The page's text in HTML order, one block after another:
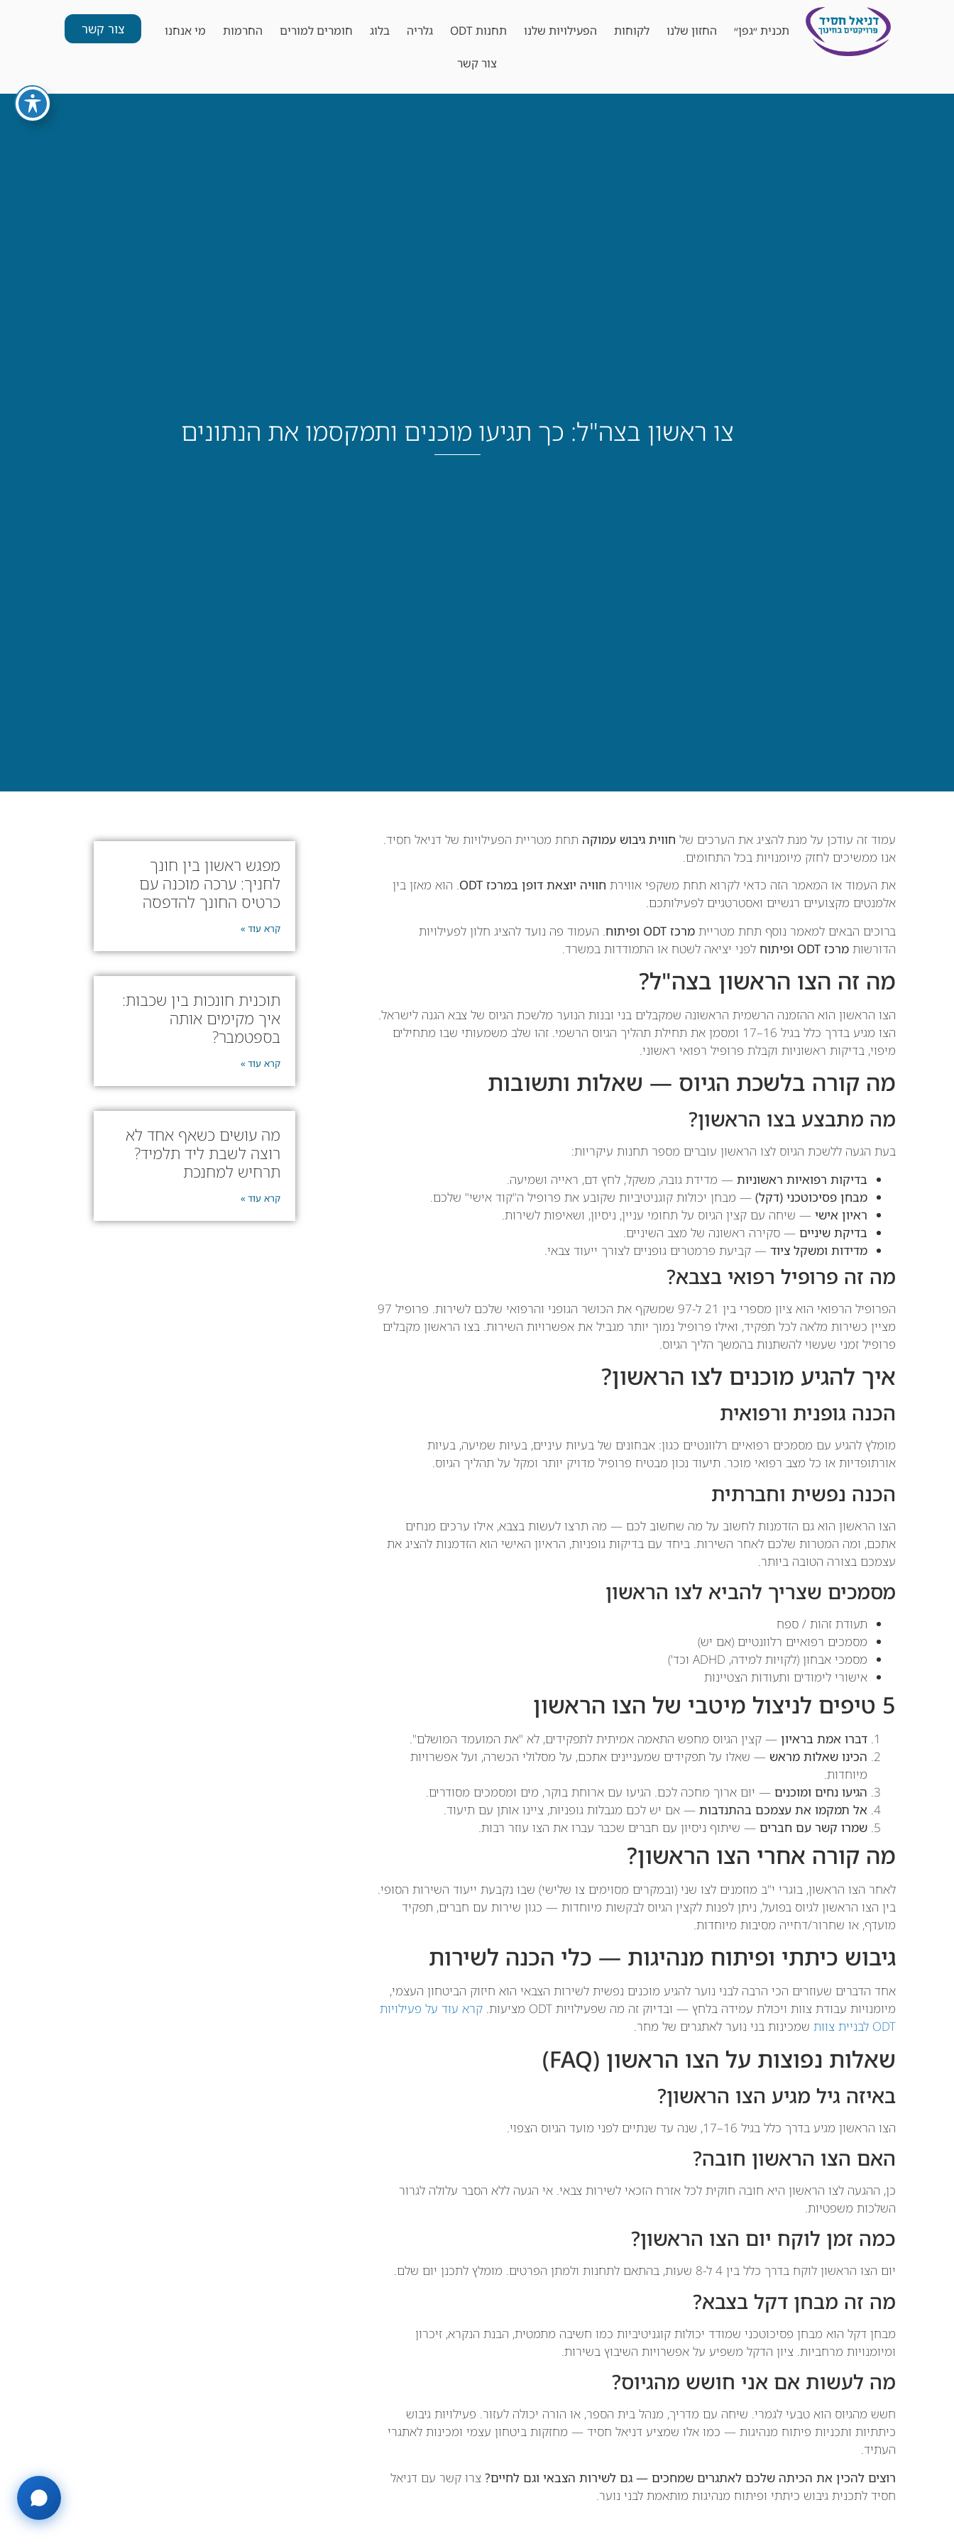
תכנית ״גפן״ החזון שלנו לקוחות הפעילויות שלנו תחנות ODT גלריה בלוג חומרים למורים החרמות מי אנחנו
צור קשר
צור קשר
צו ראשון בצה"ל: כך תגיעו מוכנים ותמקסמו את הנתונים
עמוד זה עודכן על מנת להציג את הערכים של חווית גיבוש עמוקה תחת מטריית הפעילויות של דניאל חסיד.
אנו ממשיכים לחזק מיומנויות בכל התחומים.
את העמוד או המאמר הזה כדאי לקרוא תחת משקפי אווירת חוויה יוצאת דופן במרכז ODT
. הוא מאזן בין
אלמנטים מקצועיים רגשיים ואסטרטגיים לפעילותכם.
ברוכים הבאים למאמר נוסף תחת מטריית מרכז ODT ופיתוח
. העמוד פה נועד להציג חלון לפעילויות
הדורשות מרכז ODT ופיתוח לפני יציאה לשטח או התמודדות במשרד.
מה זה הצו הראשון בצה"ל?
הצו הראשון הוא ההזמנה הרשמית הראשונה שמקבלים בני ובנות הנוער מלשכת הגיוס של צבא הגנה לישראל.
הצו מגיע בדרך כלל בגיל 16–17 ומסמן את תחילת תהליך הגיוס הרשמי. זהו שלב משמעותי שבו מתחילים
מיפוי, בדיקות ראשוניות וקבלת פרופיל רפואי ראשוני.
מה קורה בלשכת הגיוס — שאלות ותשובות
מה מתבצע בצו הראשון?
בעת הגעה ללשכת הגיוס לצו הראשון עוברים מספר תחנות עיקריות:
בדיקות רפואיות ראשוניות — מדידת גובה, משקל, לחץ דם, ראייה ושמיעה.
מבחן פסיכוטכני (דקל) — מבחן יכולות קוגניטיביות שקובע את פרופיל ה"קוד אישי" שלכם.
ראיון אישי — שיחה עם קצין הגיוס על תחומי עניין, ניסיון, ושאיפות לשירות.
בדיקת שיניים — סקירה ראשונה של מצב השיניים.
מדידות ומשקל ציוד — קביעת פרמטרים גופניים לצורך ייעוד צבאי.
מה זה פרופיל רפואי בצבא?
הפרופיל הרפואי הוא ציון מספרי בין 21 ל-97 שמשקף את הכושר הגופני והרפואי שלכם לשירות. פרופיל 97
מציין כשירות מלאה לכל תפקיד, ואילו פרופיל נמוך יותר מגביל את אפשרויות השירות. בצו הראשון מקבלים
פרופיל זמני שעשוי להשתנות בהמשך הליך הגיוס.
איך להגיע מוכנים לצו הראשון?
הכנה גופנית ורפואית
מומלץ להגיע עם מסמכים רפואיים רלוונטיים כגון: אבחונים של בעיות עיניים, בעיות שמיעה, בעיות
אורתופדיות או כל מצב רפואי מוכר. תיעוד נכון מבטיח פרופיל מדויק יותר ומקל על תהליך הגיוס.
הכנה נפשית וחברתית
הצו הראשון הוא גם הזדמנות לחשוב על מה שחשוב לכם — מה תרצו לעשות בצבא, אילו ערכים מנחים
אתכם, ומה המטרות שלכם לאחר השירות. ביחד עם בדיקות גופניות, הראיון האישי הוא הזדמנות להציג את
עצמכם בצורה הטובה ביותר.
מסמכים שצריך להביא לצו הראשון
תעודת זהות / ספח
מסמכים רפואיים רלוונטיים (אם יש)
מסמכי אבחון (לקויות למידה, ADHD וכד')
אישורי לימודים ותעודות הצטיינות
5 טיפים לניצול מיטבי של הצו הראשון
דברו אמת בראיון — קצין הגיוס מחפש התאמה אמיתית לתפקידים, לא "את המועמד המושלם".
הכינו שאלות מראש — שאלו על תפקידים שמעניינים אתכם, על מסלולי הכשרה, ועל אפשרויות
מיוחדות.
הגיעו נחים ומוכנים — יום ארוך מחכה לכם. הגיעו עם ארוחת בוקר, מים ומסמכים מסודרים.
אל תמקמו את עצמכם בהתנדבות — אם יש לכם מגבלות גופניות, ציינו אותן עם תיעוד.
שמרו קשר עם חברים — שיתוף ניסיון עם חברים שכבר עברו את הצו עוזר רבות.
מה קורה אחרי הצו הראשון?
לאחר הצו הראשון, בוגרי י"ב מוזמנים לצו שני (ובמקרים מסוימים צו שלישי) שבו נקבעת ייעוד השירות הסופי.
בין הצו הראשון לגיוס בפועל, ניתן לפנות לקצין הגיוס לבקשות מיוחדות — כגון שירות עם חברים, תפקיד
מועדף, או שחרור/דחייה מסיבות מיוחדות.
גיבוש כיתתי ופיתוח מנהיגות — כלי הכנה לשירות
אחד הדברים שעוזרים הכי הרבה לבני נוער להגיע מוכנים נפשית לשירות הצבאי הוא חיזוק הביטחון העצמי,
מיומנויות עבודת צוות ויכולת עמידה בלחץ — ובדיוק זה מה שפעילויות ODT מציעות.
קרא עוד על פעילויות
ODT לבניית צוות
שמכינות בני נוער לאתגרים של מחר.
שאלות נפוצות על הצו הראשון (FAQ)
באיזה גיל מגיע הצו הראשון?
הצו הראשון מגיע בדרך כלל בגיל 16–17, שנה עד שנתיים לפני מועד הגיוס הצפוי.
האם הצו הראשון חובה?
כן, ההגעה לצו הראשון היא חובה חוקית לכל אזרח הזכאי לשירות צבאי. אי הגעה ללא הסבר עלולה לגרור
השלכות משפטיות.
כמה זמן לוקח יום הצו הראשון?
יום הצו הראשון לוקח בדרך כלל בין 4 ל-8 שעות, בהתאם לתחנות ולמתן הפרטים. מומלץ לתכנן יום שלם.
מה זה מבחן דקל בצבא?
מבחן דקל הוא מבחן פסיכוטכני שמודד יכולות קוגניטיביות כמו חשיבה מתמטית, הבנת הנקרא, זיכרון
ומיומנויות מרחביות. ציון הדקל משפיע על אפשרויות השיבוץ בשירות.
מה לעשות אם אני חושש מהגיוס?
חשש מהגיוס הוא טבעי לגמרי. שיחה עם מדריך, מנהל בית הספר, או הורה יכולה לעזור. פעילויות גיבוש
כיתתיות ותכניות פיתוח מנהיגות — כמו אלו שמציע דניאל חסיד — מחזקות ביטחון עצמי ומכינות לאתגרי
העתיד.
רוצים להכין את הכיתה שלכם לאתגרים שמחכים — גם לשירות הצבאי וגם לחיים? צרו קשר עם דניאל
חסיד לתכנית גיבוש כיתתי ופיתוח מנהיגות מותאמת לבני נוער.
מפגש ראשון בין חונך
לחניך: ערכה מוכנה עם
כרטיס החונך להדפסה
קרא עוד »
תוכנית חונכות בין שכבות:
איך מקימים אותה
בספטמבר?
קרא עוד »
מה עושים כשאף אחד לא
רוצה לשבת ליד תלמיד?
תרחיש למחנכת
קרא עוד »